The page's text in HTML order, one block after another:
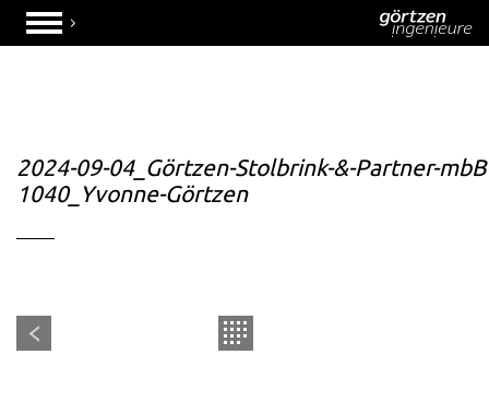
2024-09-04_Görtzen-Stolbrink-&-Partner-
1040_Yvonne-Görtzen